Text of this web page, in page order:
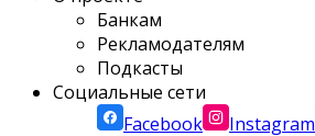
Банкам
Рекламодателям
Подкасты
Социальные сети
Facebook
Instagram